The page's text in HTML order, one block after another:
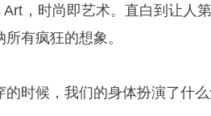
，时尚即艺术。直白到让人
有疯狂的想象。
时候，我们的身体扮演了什么